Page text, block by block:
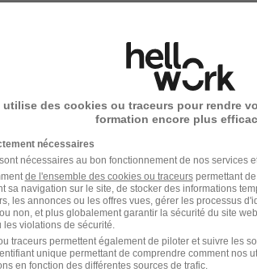
- Loches 37 H/F
- 37 CDI 2 300 - 2 301 € / mois
heures
Généraliste - Loches 37
utilise des cookies ou traceurs pour rendre
formation encore plus
nécessaires
nécessaires au bon fonctionnement de nos services
de l'ensemble des cookies ou traceurspermettant
sa navigation sur le site, de stocker des informations
les annonces ou les offres vues, gérer les processus
non, et plus globalement garantir la sécurité du site
violations de sécurité.
traceurs permettent également de piloter et suivre les
unique permettant de comprendre comment nos
en fonction des différentes sources de trafic.